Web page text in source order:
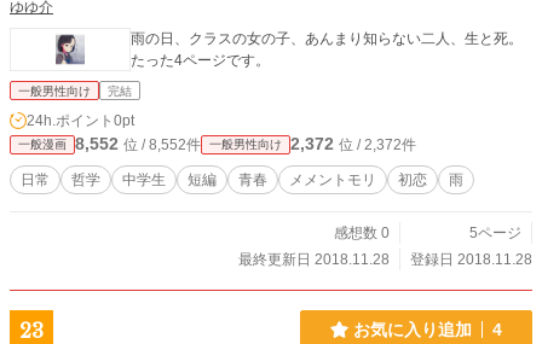
ゆゆ介
雨の日、クラスの女の子、あんまり知らない二人、生と死。
たった4ページです。
一般男性向け 完結
24h.ポイント 0pt
一般漫画 8,552 位 / 8,552件 一般男性向け 2,372 位 / 2,372件
日常 哲学 中学生 短編 青春 メメントモリ 初恋 雨
感想数 0
5ページ
最終更新日 2018.11.28
登録日 2018.11.28
23 お気に入り追加 4